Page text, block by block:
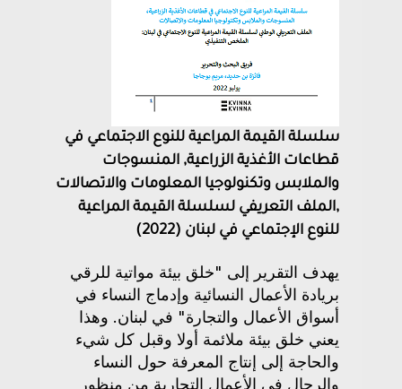
سلسلة القيمة المراعية للنوع الاجتماعي في
قطاعات الأغذية الزراعية, المنسوجات
والملابس وتكنولوجيا المعلومات والاتصالات
,الملف التعريفي لسلسلة القيمة المراعية
للنوع الإجتماعي في لبنان (2022)
يهدف التقرير إلى "خلق بيئة مواتية للرقي
بريادة الأعمال النسائية وإدماج النساء في
أسواق الأعمال والتجارة" في لبنان. وهذا
يعني خلق بيئة ملائمة أولا وقبل كل شيء
والحاجة إلى إنتاج المعرفة حول النساء
والرجال في الأعمال التجارية من منظور